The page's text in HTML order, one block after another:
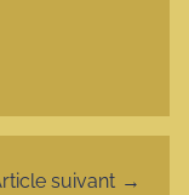
suivant